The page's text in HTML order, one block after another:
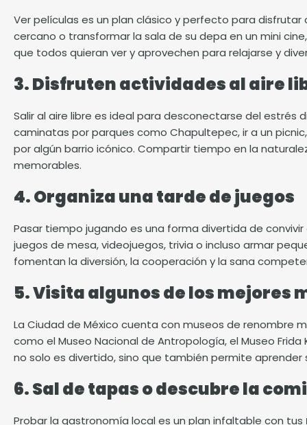
Ver películas es un plan clásico y perfecto para
cercano o transformar la sala de su depa en un mini
que todos quieran ver y aprovechen para relajarse y
3. Disfruten actividades al aire
Salir al aire libre es ideal para desconectarse del estrés
caminatas por parques como Chapultepec, ir a un
por algún barrio icónico. Compartir tiempo en la
memorables.
4. Organiza una tarde de juegos
Pasar tiempo jugando es una forma divertida de
juegos de mesa, videojuegos, trivia o incluso armar
fomentan la diversión, la cooperación y la sana
5. Visita algunos de los mejores
La Ciudad de México cuenta con museos de renombre
como el Museo Nacional de Antropología, el Museo
no solo es divertido, sino que también permite
6. Sal de tapas o descubre la
Probar la gastronomía local es un plan infaltable con tus